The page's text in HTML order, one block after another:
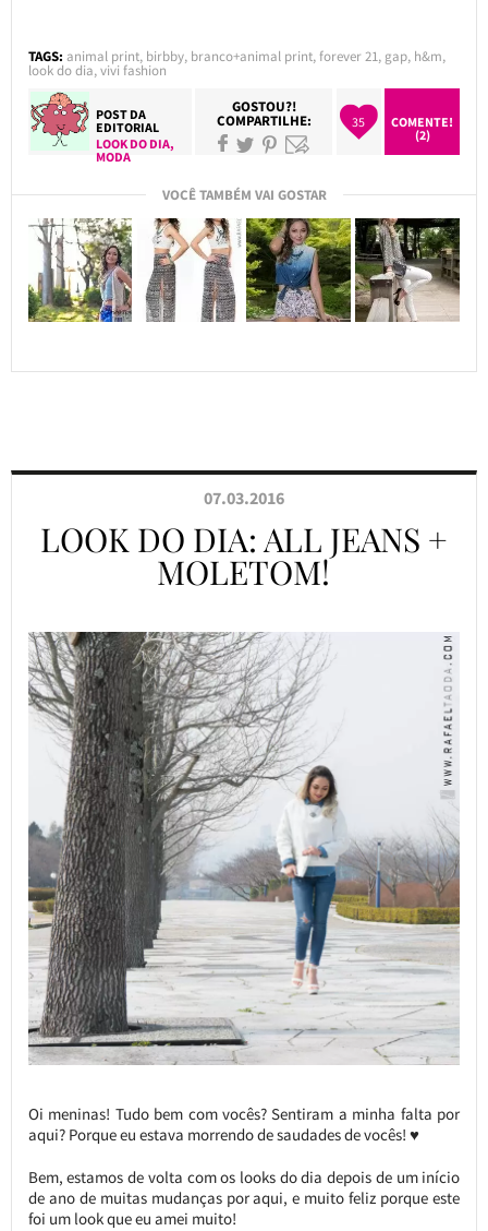
TAGS: animal print, birbby, branco+animal print,forever 21, gap, h&m,
look do dia,vivi fashion
POST DA
EDITORIAL
LOOK DO DIA,
MODA
GOSTOU?!
COMPARTILHE: 35
COMENTE!
(2)
VOCÊ TAMBÉM VAI GOSTAR
07.03.2016
LOOK DO DIA: ALL JEANS +
MOLETOM!
Oi meninas! Tudo bem com vocês? Sentiram a minha falta por
aqui? Porque eu estava morrendo de saudades de vocês! ♥
Bem, estamos de volta com os looks do dia depois de um início
de ano de muitas mudanças por aqui, e muito feliz porque este
foi um look que eu amei muito!